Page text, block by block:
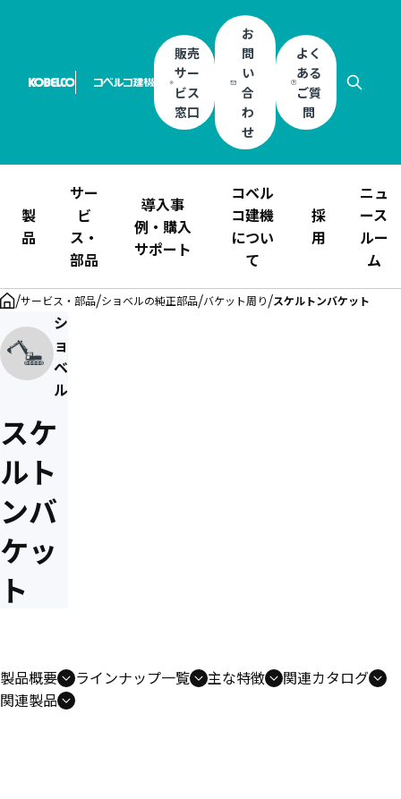
販売
サー
ビス
窓口
お
問
い
合
わ
せ
よく
ある
ご質
問
製
品
サー
ビ
ス・
部品
導入事
例・購入
サポート
コベル
コ建機
につい
て
採
用
ニュ
ース
ルー
ム
/サービス・部品/ショベルの純正部品/バケット周り/スケルトンバケット
シ
ョ
ベ
ル
スケ
ルト
ンバ
ケッ
ト
製品概要 ラインナップ一覧 主な特徴
関連カタログ
関連製品